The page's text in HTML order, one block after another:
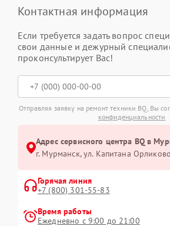
Контактная информация
Если требуется задать вопрос
свои данные и дежурный
проконсультирует Вас!
Отправляя заявку на ремонт техники BQ, Вы
конфиденциальности
Адрес сервисного центра BQ в
г. Мурманск, ул. Капитана
Горячая линия
+7 (800) 301-55-83
Время работы
Ежедневно с 9:00 до 21:00